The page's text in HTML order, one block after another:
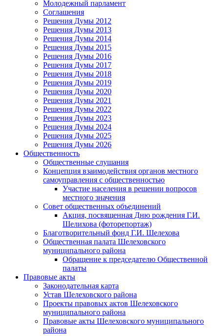
Молодежный парламент
Соглашения
Решения Думы 2012
Решения Думы 2013
Решения Думы 2014
Решения Думы 2015
Решения Думы 2016
Решения Думы 2017
Решения Думы 2018
Решения Думы 2019
Решения Думы 2020
Решения Думы 2021
Решения Думы 2022
Решения Думы 2023
Решения Думы 2024
Решения Думы 2025
Решения Думы 2026
Общественность
Общественные слушания
Концепция взаимодействия органов местного
самоуправления с общественностью
Участие населения в решении вопросов
местного значения
Совет общественных объединений
Акция, посвященная Дню рождения Г.И.
Шелихова (фоторепортаж)
Благотворительный фонд Г.И. Шелехова
Общественная палата Шелеховского
муниципального района
Обращение к председателю Общественной
палаты
Правовые акты
Законодательная карта
Устав Шелеховского района
Проекты правовых актов Шелеховского
муниципального района
Правовые акты Шелеховского муниципального
района